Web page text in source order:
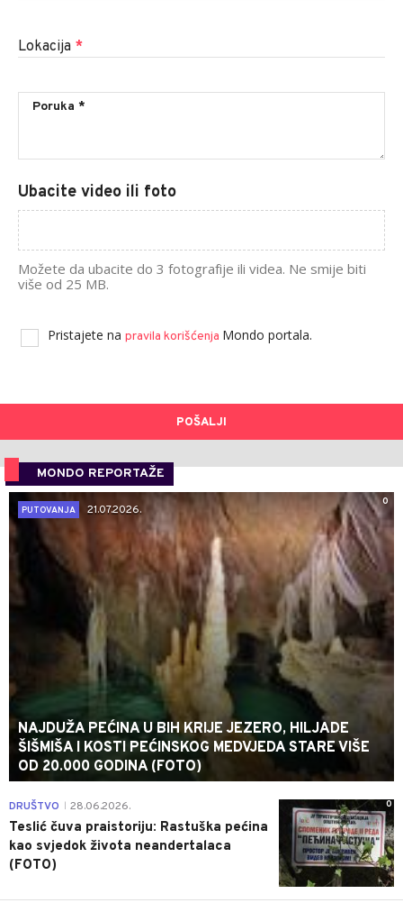
Lokacija *
Ubacite video ili foto
Možete da ubacite do 3 fotografije ili videa. Ne smije biti
više od 25 MB.
Pristajete na pravila korišćenja Mondo portala.
POŠALJI
MONDO REPORTAŽE
0
PUTOVANJA
21.07.2026.
NAJDUŽA PEĆINA U BIH KRIJE JEZERO, HILJADE
ŠIŠMIŠA I KOSTI PEĆINSKOG MEDVJEDA STARE VIŠE
OD 20.000 GODINA (FOTO)
0
DRUŠTVO 28.06.2026.
Teslić čuva praistoriju: Rastuška pećina
kao svjedok života neandertalaca
(FOTO)